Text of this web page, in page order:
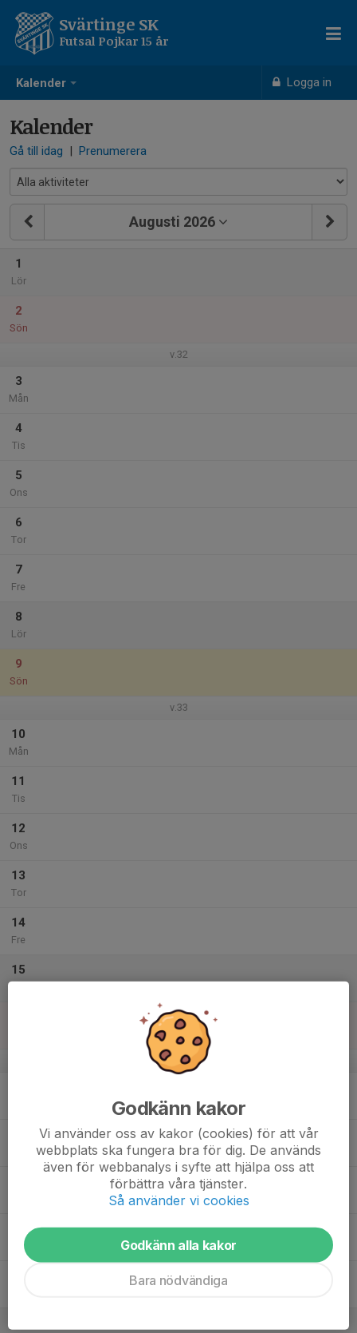
Kalender Logga in
Svärtinge SK
Futsal Pojkar 15 år
Kalender
Gå till idag | Prenumerera
Augusti 2026
1
Lör
2
Sön
v.32
3
Mån
4
Tis
5
Ons
6
Tor
7
Fre
8
Lör
9
Sön
v.33
10
Mån
11
Tis
12
Ons
13
Tor
14
Fre
15
v.34
Tor
Godkänn kakor
Vi använder oss av kakor (cookies) för att vår
webbplats ska fungera bra för dig. De används
även för webbanalys i syfte att hjälpa oss att
förbättra våra tjänster.
Så använder vi cookies
Godkänn alla kakor
Bara nödvändiga